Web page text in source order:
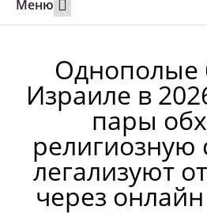
Меню
Однополые
Израиле в
пары
религиозную
легализуют
через онлайн